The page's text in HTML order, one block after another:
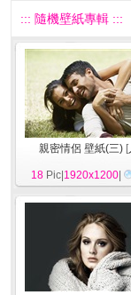
::: 隨機壁紙專輯 :::
親密情侶 壁紙(三) [
18 Pic| 1920x1200